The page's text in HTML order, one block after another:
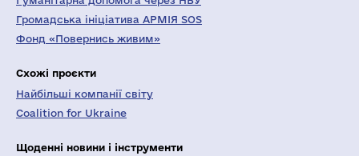
Громадська ініціатива АРМІЯ SOS
Фонд «Повернись живим»
Схожі проєкти
Найбільші компанії світу
Coalition for Ukraine
Щоденні новини і інструменти